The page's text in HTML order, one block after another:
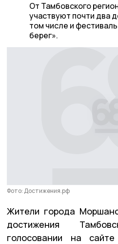
От Тамбовского
участвуют почти два
том числе и
берег».
Фото: Достижения.рф
Жители города
достижения
голосовании на сайте